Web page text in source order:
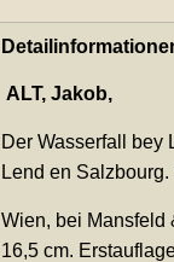
ALT, Jakob,
Der Wasserfall bey
Lend en
Wien, bei Mansfeld
16,5 cm.